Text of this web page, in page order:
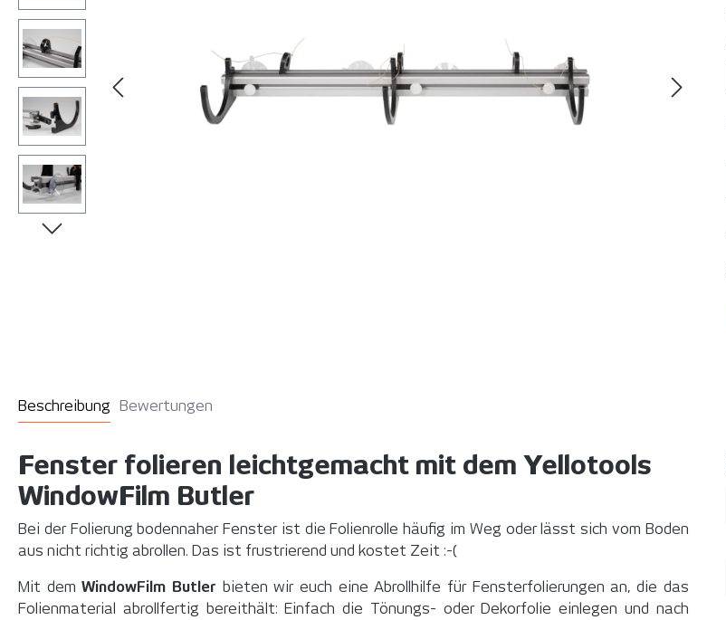
Beschreibung Bewertungen
Fenster folieren leichtgemacht mit dem Yellotools
WindowFilm Butler
Bei der Folierung bodennaher Fenster ist die Folienrolle häufig im Weg oder lässt sich vom Boden
aus nicht richtig abrollen. Das ist frustrierend und kostet Zeit :-(
Mit demWindowFilm Butler bieten wir euch eine Abrollhilfe für Fensterfolierungen an, die das
Folienmaterial abrollfertig bereithält: Einfach die Tönungs- oder Dekorfolie einlegen und nach